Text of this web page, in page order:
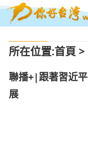
所在位置:首頁 >
聯播+|跟著習近
展